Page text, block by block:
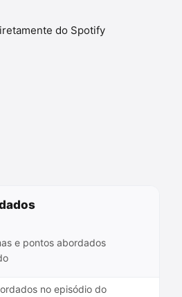
do Spotify
e pontos abordados
no episódio do